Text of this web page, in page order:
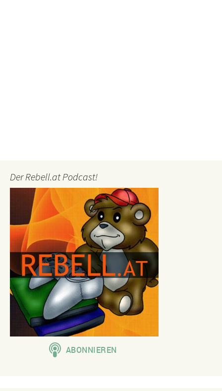
Der Rebell.at Podcast!